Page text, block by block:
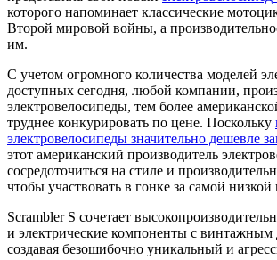
которого напоминает классические
Второй мировой войны, а
им.
С учетом огромного количества моделей
доступных сегодня, любой компании,
электровелосипеды, тем более
труднее конкурировать по цене. Поскольку
электровелосипеды значительно дешевле
этот американский производитель
сосредоточиться на стиле и
чтобы участвовать в гонке за самой низкой
Scrambler S сочетает
и электрические компоненты с винтажным
создавая безошибочно уникальный и